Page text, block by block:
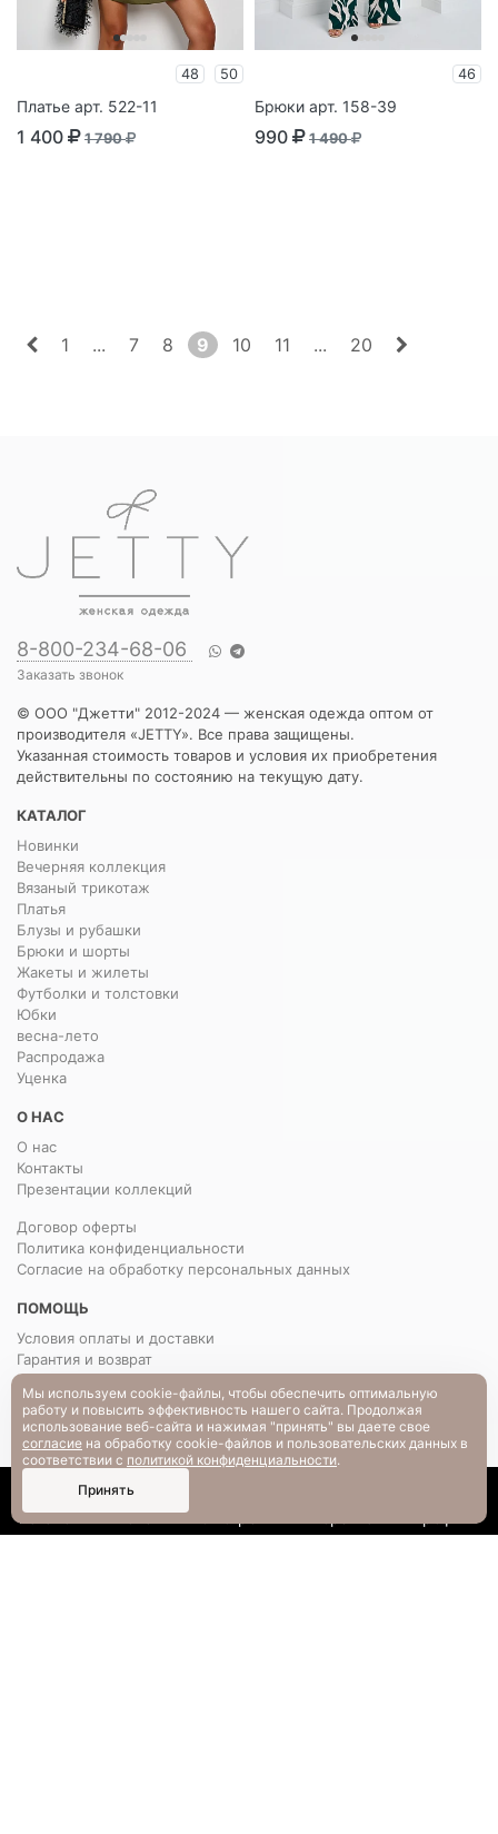
Каталог Поиск
48 50
Платье арт. 522-11
1 400 1 790
46
Брюки арт. 158-39
990 1 490
1 ... 7 8 9 10 11 ... 20
8-800-234-68-06
Заказать звонок
© ООО "Джетти" 2012-2024 — женская одежда оптом от
производителя «JETTY». Все права защищены.
Указанная стоимость товаров и условия их приобретения
действительны по состоянию на текущую дату.
КАТАЛОГ
Новинки
Вечерняя коллекция
Вязаный трикотаж
Платья
Блузы и рубашки
Брюки и шорты
Жакеты и жилеты
Футболки и толстовки
Юбки
весна-лето
Распродажа
Уценка
О НАС
О нас
Контакты
Презентации коллекций
Договор оферты
Политика конфиденциальности
Согласие на обработку персональных данных
ПОМОЩЬ
Условия оплаты и доставки
Гарантия и возврат
РАЗМЕРНАЯ СЕТКА
Вопрос-ответ
Мы используем cookie-файлы, чтобы обеспечить оптимальную
работу и повысить эффективность нашего сайта. Продолжая
использование веб-сайта и нажимая "принять" вы даете свое
согласие на обработку cookie-файлов и пользовательских данных в
соответствии с политикой конфиденциальности.
Принять